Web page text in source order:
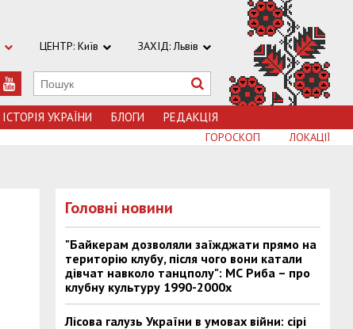
ЦЕНТР: Київ ЗАХІД: Львів
ІСТОРІЯ УКРАЇНИ БЛОГИ РЕДАКЦІЯ
ЛОКАЦІЇ
ГОРОСКОП
Головні новини
"Байкерам дозволяли заїжджати прямо на
територію клубу, після чого вони катали
дівчат навколо танцполу": МС Риба – про
клубну культуру 1990-2000х
Лісова галузь України в умовах війни: сірі